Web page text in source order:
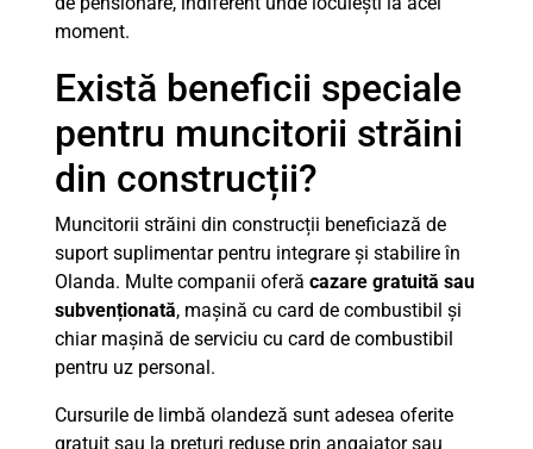
moment.
Există beneficii speciale
pentru muncitorii străini
din construcții?
Muncitorii străini din construcții beneficiază de
suport suplimentar pentru integrare și stabilire în
Olanda. Multe companii oferă cazare gratuită sau
subvenționată, mașină cu card de combustibil și
chiar mașină de serviciu cu card de combustibil
pentru uz personal.
Cursurile de limbă olandeză sunt adesea oferite
gratuit sau la prețuri reduse prin angajator sau